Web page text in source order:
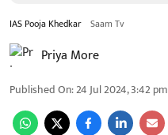
IAS Pooja Khedkar Saam Tv
Priya More
Published On:24 Jul 2024, 3:42 pm